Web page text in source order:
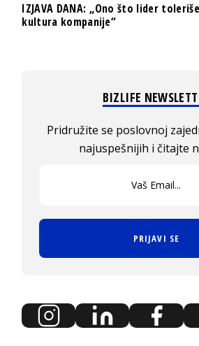
IZJAVA DANA: „Ono što lider
kultura kompanije“
BIZLIFE
Pridružite se poslovnoj
najuspešnijih i čitajte
PRIJAVI SE